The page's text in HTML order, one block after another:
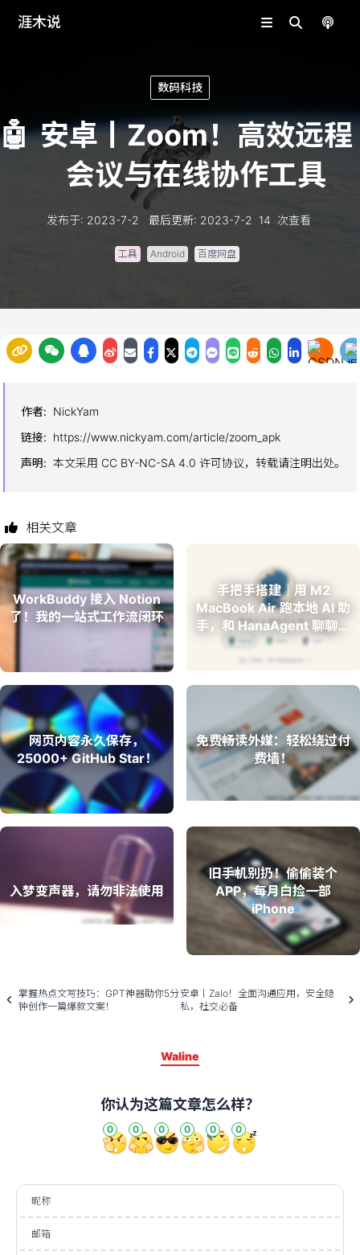
涯木说
数码科技
🤖 安卓丨Zoom！高效远程
会议与在线协作工具
发布于: 2023-7-2 最后更新: 2023-7-2 14 次查看
工具 Android 百度网盘
作者: NickYam
链接: https://www.nickyam.com/article/zoom_apk
声明: 本文采用 CC BY-NC-SA 4.0 许可协议，转载请注明出处。
相关文章
WorkBuddy 接入 Notion
了！我的一站式工作流闭环
手把手搭建｜用 M2
MacBook Air 跑本地 AI 助
手，和 HanaAgent 聊聊人
生
网页内容永久保存，
25000+ GitHub Star！
免费畅读外媒：轻松绕过付
费墙！
入梦变声器，请勿非法使用
旧手机别扔！偷偷装个
APP，每月白捡一部
iPhone
掌握热点文写技巧：GPT神器助你5分
钟创作一篇爆款文案！
安卓丨Zalo！全面沟通应用，安全隐
私，社交必备
Waline
你认为这篇文章怎么样？
0 0 0 0 0 0
昵称
邮箱